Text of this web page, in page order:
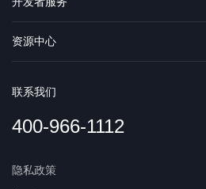
资源中心
联系我们
400-966-1112
隐私政策